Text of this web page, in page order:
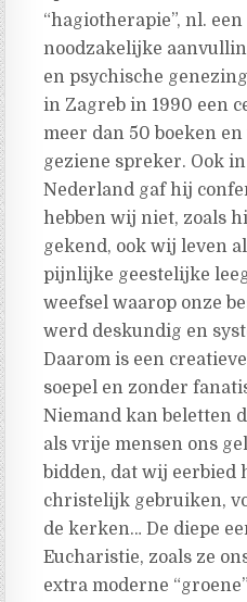
“hagiotherapie”, nl.
noodzakelijke
en psychische
in Zagreb in 1990 een
meer dan 50 boeken
geziene spreker. Ook
Nederland gaf hij
hebben wij niet, zoals
gekend, ook wij leven
pijnlijke geestelijke
weefsel waarop onze
werd deskundig en
Daarom is een
soepel en zonder
Niemand kan beletten
als vrije mensen ons
bidden, dat wij eerbied
christelijk gebruiken,
de kerken… De diepe
Eucharistie, zoals ze
extra moderne